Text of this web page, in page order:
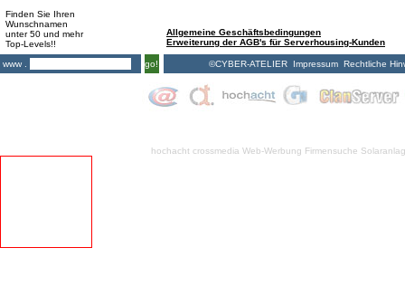
Finden Sie Ihren
Wunschnamen
unter 50 und mehr
Top-Levels!!
www .
go!
Allgemeine Geschäftsbedingungen
Erweiterung der AGB's für Serverhousing-Kunden
©CYBER-ATELIER Impressum Rechtliche
hochacht crossmedia Web-Werbung Firmensuche